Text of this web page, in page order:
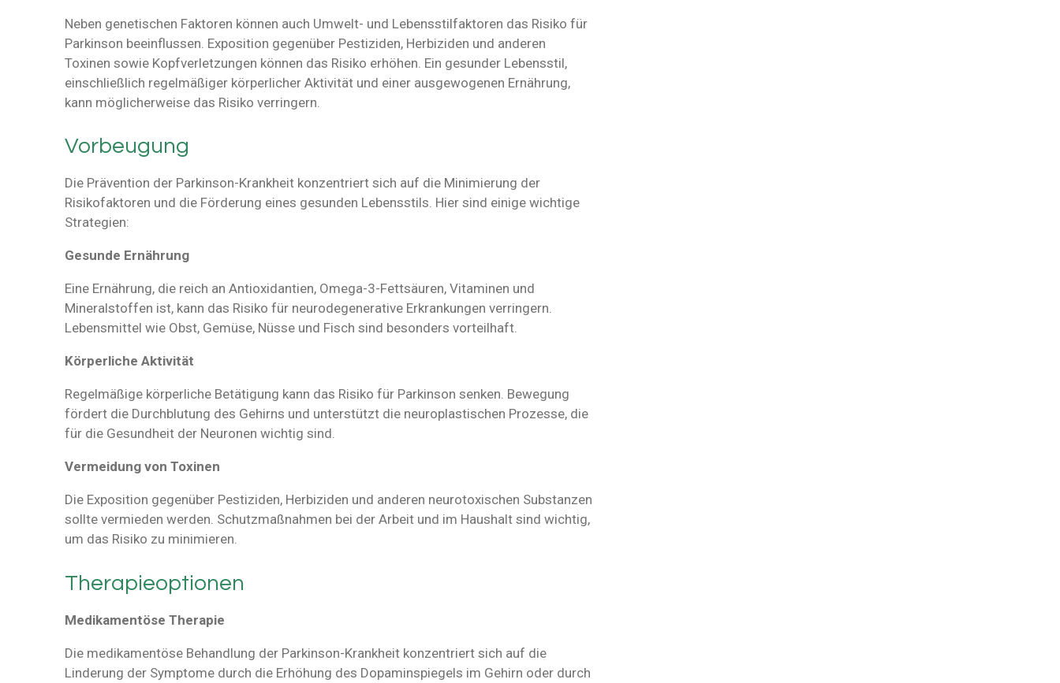
Neben genetischen Faktoren können auch Umwelt- und Lebensstilfaktoren das Risiko für
Parkinson beeinflussen. Exposition gegenüber Pestiziden, Herbiziden und anderen
Toxinen sowie Kopfverletzungen können das Risiko erhöhen. Ein gesunder Lebensstil,
einschließlich regelmäßiger körperlicher Aktivität und einer ausgewogenen Ernährung,
kann möglicherweise das Risiko verringern.
Vorbeugung
Die Prävention der Parkinson-Krankheit konzentriert sich auf die Minimierung der
Risikofaktoren und die Förderung eines gesunden Lebensstils. Hier sind einige wichtige
Strategien:
Gesunde Ernährung
Eine Ernährung, die reich an Antioxidantien, Omega-3-Fettsäuren, Vitaminen und
Mineralstoffen ist, kann das Risiko für neurodegenerative Erkrankungen verringern.
Lebensmittel wie Obst, Gemüse, Nüsse und Fisch sind besonders vorteilhaft.
Körperliche Aktivität
Regelmäßige körperliche Betätigung kann das Risiko für Parkinson senken. Bewegung
fördert die Durchblutung des Gehirns und unterstützt die neuroplastischen Prozesse, die
für die Gesundheit der Neuronen wichtig sind.
Vermeidung von Toxinen
Die Exposition gegenüber Pestiziden, Herbiziden und anderen neurotoxischen Substanzen
sollte vermieden werden. Schutzmaßnahmen bei der Arbeit und im Haushalt sind wichtig,
um das Risiko zu minimieren.
Therapieoptionen
Medikamentöse Therapie
Die medikamentöse Behandlung der Parkinson-Krankheit konzentriert sich auf die
Linderung der Symptome durch die Erhöhung des Dopaminspiegels im Gehirn oder durch